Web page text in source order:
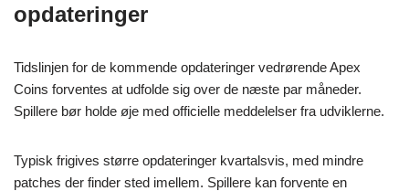
opdateringer
Tidslinjen for de kommende opdateringer vedrørende Apex
Coins forventes at udfolde sig over de næste par måneder.
Spillere bør holde øje med officielle meddelelser fra udviklerne.
Typisk frigives større opdateringer kvartalsvis, med mindre
patches der finder sted imellem. Spillere kan forvente en